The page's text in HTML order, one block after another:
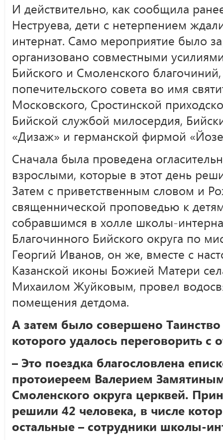
И действительно, как сообщила
Неструева, дети с нетерпением
интернат. Само мероприятие было
организовано совместными
Бийского и Смоленского
попечительского совета во имя
Московского, Сростинской
Бийской службой милосердия,
«Дизаж» и германской фирмой
Сначала была проведена
взрослыми, которые в этот день
Затем с приветственным словом и
священнической проповедью к
собравшимся в холле школы-
Благочинного Бийского округа по
Георгий Иванов, он же, вместе с
Казанской иконы Божией Матери
Михаилом Жуйковым, провел
помещения детдома.
А затем было совершено
которого удалось переговорить с
– Это поездка благословлена
протоиереем Валерием
Смоленского округа церквей.
решили 42 человека, в числе
остальные – сотрудники школы-